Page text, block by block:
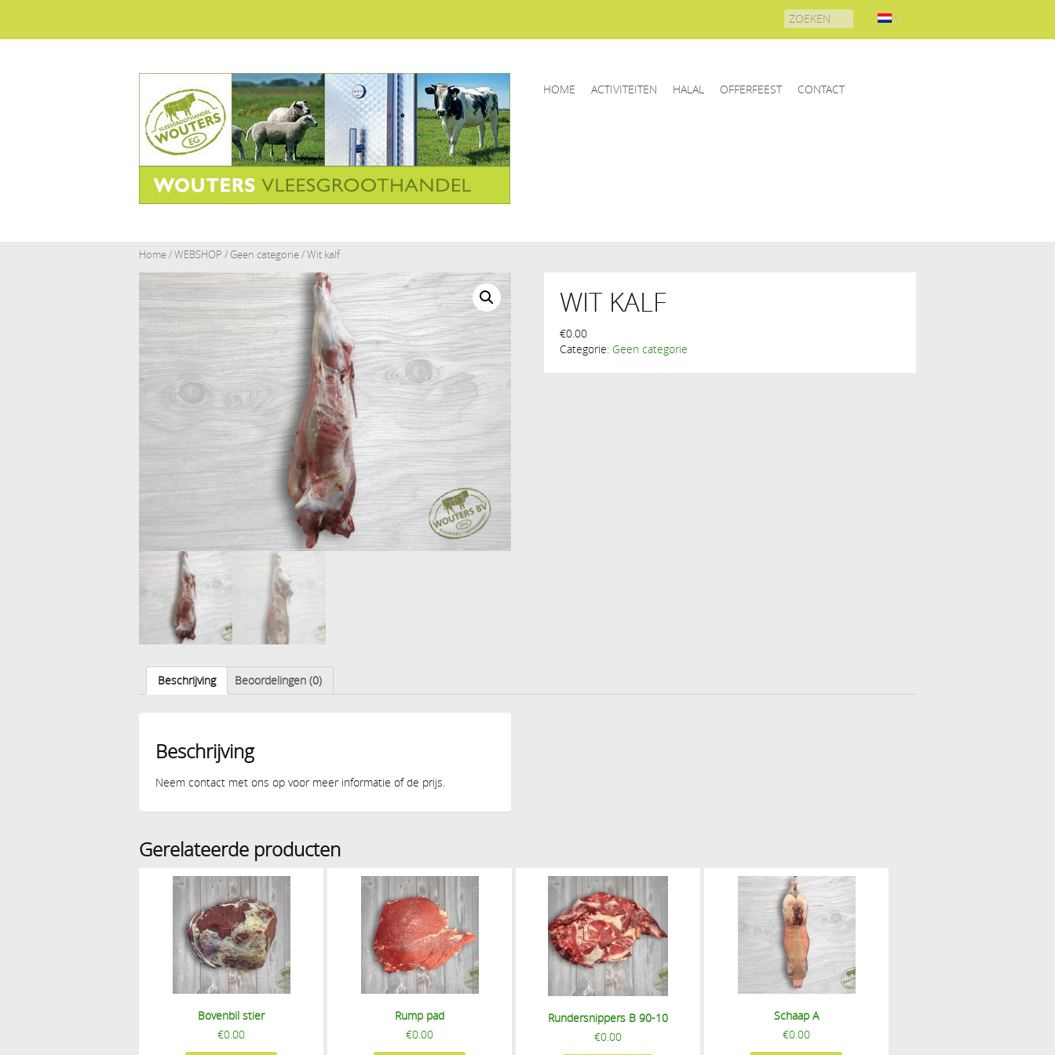
HOME ACTIVITEITEN HALAL OFFERFEEST CONTACT
Home/WEBSHOP / Geen categorie/ Wit kalf
WIT KALF
€0.00
Categorie: Geen categorie
Beschrijving Beoordelingen (0)
Beschrijving
Neem contact met ons op voor meer informatie of de prijs.
Gerelateerde producten
Bovenbil stier
€0.00
Rump pad
€0.00
Rundersnippers B 90-10
€0.00
Schaap A
€0.00